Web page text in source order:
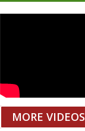
MORE VIDEOS